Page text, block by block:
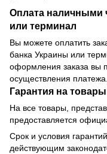
Оплата наличными
или терминал
Вы можете оплатить
банка Украины или
оформления заказа вы
осуществления платежа.
Гарантия на товары
На все товары,
предоставляется
Срок и условия
действующим